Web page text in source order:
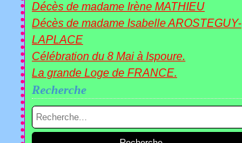
Décès de madame Irène MATHIEU
Décès de madame Isabelle AROSTEGUY-
LAPLACE
Célébration du 8 Mai à Ispoure.
La grande Loge de FRANCE.
Recherche